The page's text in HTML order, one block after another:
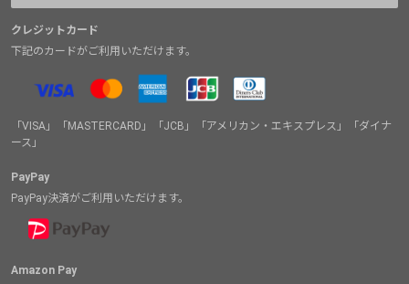
クレジットカード
下記のカードがご利用いただけます。
「VISA」「MASTERCARD」「JCB」「アメリカン・エキスプレス」「ダイナ
ース」
PayPay
PayPay決済がご利用いただけます。
Amazon Pay